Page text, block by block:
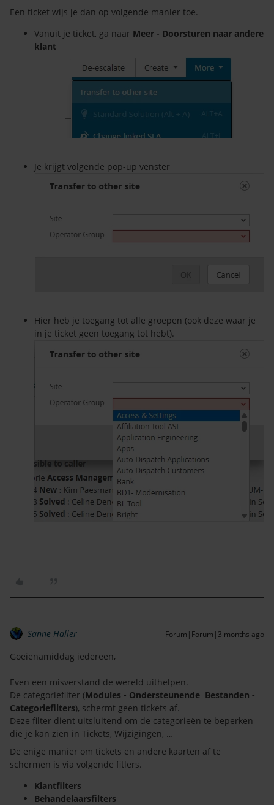
Een ticket wijs je dan op volgende manier toe.
Vanuit je ticket, ga naar Meer - Doorsturen naar andere
klant
Je krijgt volgende pop-up venster
Hier heb je toegang tot alle groepen (ook deze waar je
in je ticket geen toegang tot hebt).
Sanne Haller Forum|Forum|3 months ago
Goeienamiddag iedereen,
Even een misverstand de wereld uithelpen.
De categoriefilter (Modules - Ondersteunende Bestanden -
Categoriefilters), schermt geen tickets af.
Deze filter dient uitsluitend om de categorieën te beperken
die je kan zien in Tickets, Wijzigingen, …
De enige manier om tickets en andere kaarten af te
schermen is via volgende fitlers.
Klantfilters
Behandelaarsfilters